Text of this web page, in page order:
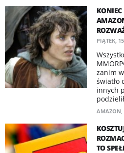
KONIEC
PIĄTEK,
zanim
światło
innych
AMAZON,
TO